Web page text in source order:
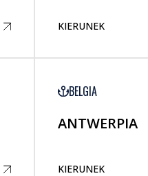
KIERUNEK
BELGIA
ANTWERPIA
KIERUNEK